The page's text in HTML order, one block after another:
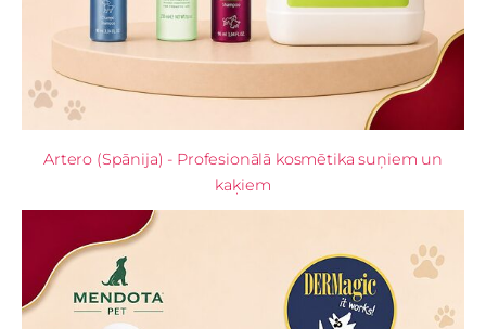
Artero (Spānija) - Profesionālā kosmētika suņiem un
kaķiem